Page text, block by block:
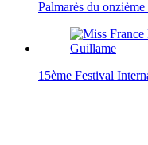
Palmarès du
15ème Festival